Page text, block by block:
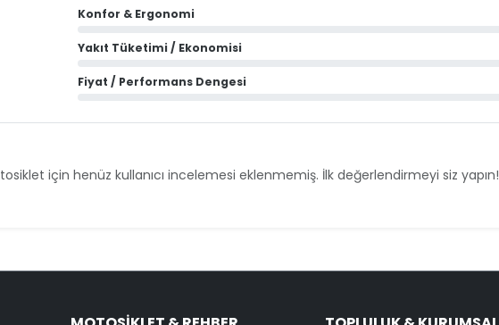
Konfor & Ergonomi
Yakıt Tüketimi / Ekonomisi
Fiyat / Performans Dengesi
için henüz kullanıcı incelemesi eklenmemiş. İlk değerlendirmeyi siz yapın!